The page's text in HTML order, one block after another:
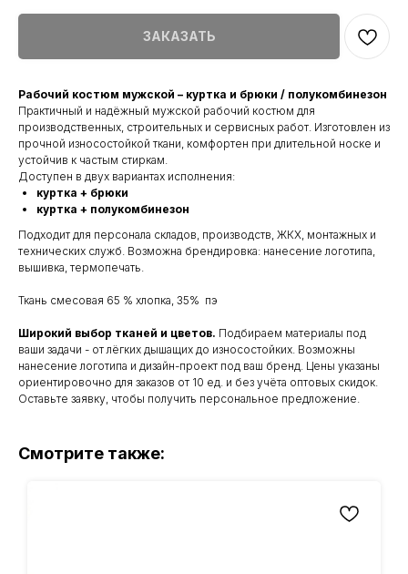
ЗАКАЗАТЬ
Рабочий костюм мужской – куртка и брюки / полукомбинезон
Практичный и надёжный мужской рабочий костюм для
производственных, строительных и сервисных работ. Изготовлен из
прочной износостойкой ткани, комфортен при длительной носке и
устойчив к частым стиркам.
Доступен в двух вариантах исполнения:
куртка + брюки
куртка + полукомбинезон
Подходит для персонала складов, производств, ЖКХ, монтажных и
технических служб. Возможна брендировка: нанесение логотипа,
вышивка, термопечать.
Ткань смесовая 65 % хлопка, 35% пэ
Широкий выбор тканей и цветов. Подбираем материалы под
ваши задачи - от лёгких дышащих до износостойких. Возможны
нанесение логотипа и дизайн-проект под ваш бренд. Цены указаны
ориентировочно для заказов от 10 ед. и без учёта оптовых скидок.
Оставьте заявку, чтобы получить персональное предложение.
Смотрите также: